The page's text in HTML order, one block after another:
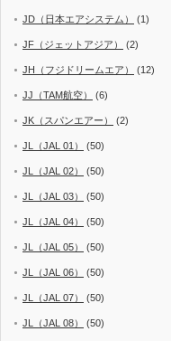
JD（日本エアシステム） (1)
JF（ジェットアジア） (2)
JH（フジドリームエア） (12)
JJ（TAM航空） (6)
JK（スパンエアー） (2)
JL（JAL 01） (50)
JL（JAL 02） (50)
JL（JAL 03） (50)
JL（JAL 04） (50)
JL（JAL 05） (50)
JL（JAL 06） (50)
JL（JAL 07） (50)
JL（JAL 08） (50)